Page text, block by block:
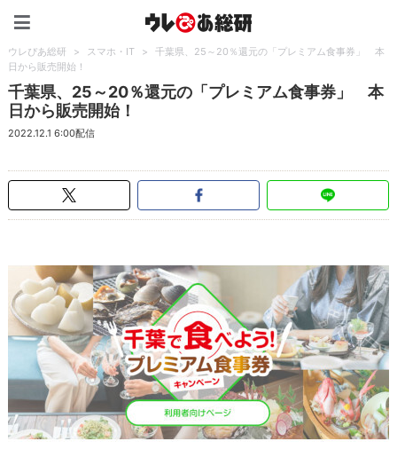
ウレぴあ総研 > スマホ・IT >
千葉県、25～20％還元の「プレミアム食事券」 本
日から販売開始！
千葉県、25～20％還元の「プレミアム食事券」 本
日から販売開始！
2022.12.1 6:00配信